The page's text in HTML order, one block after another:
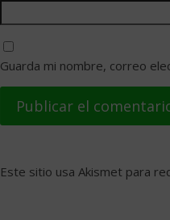
Guarda mi nombre, correo
Este sitio usa Akismet para